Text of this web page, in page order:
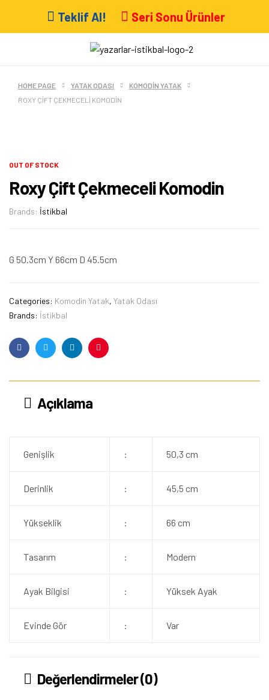
Teklif Al! Seri Sonu Ürünler
HOME PAGE YATAK ODASI
KOMODIN YATAK
ROXY ÇIFT ÇEKMECELI KOMODIN
OUT OF STOCK
Roxy Çift Çekmeceli Komodin
Brands: İstikbal
G 50.3cm Y 66cm D 45.5cm
Categories: Komodin Yatak, Yatak Odası
Brands: İstikbal
FacebookTwitterLinkedinPinterest
Açıklama
Genişlik : 50,3 cm
Derinlik : 45,5 cm
Yükseklik : 66 cm
Tasarım : Modern
Ayak Bilgisi : Yüksek Ayak
Evinde Gör : Var
Değerlendirmeler (0)